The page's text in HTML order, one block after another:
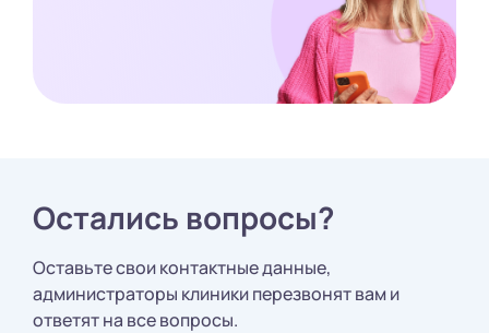
Остались вопросы?
Оставьте свои контактные данные,
администраторы клиники перезвонят вам и
ответят на все вопросы.